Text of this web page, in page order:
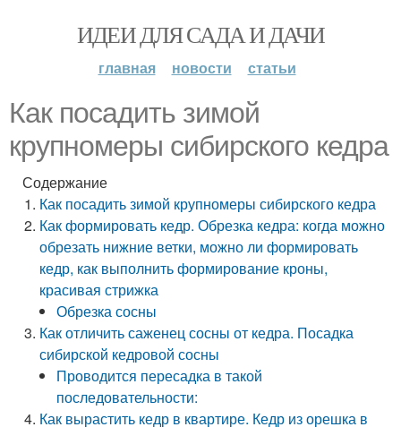
ИДЕИ ДЛЯ САДА И ДАЧИ
главная новости статьи
Как посадить зимой
крупномеры сибирского кедра
Содержание
Как посадить зимой крупномеры сибирского кедра
Как формировать кедр. Обрезка кедра: когда можно
обрезать нижние ветки, можно ли формировать
кедр, как выполнить формирование кроны,
красивая стрижка
Обрезка сосны
Как отличить саженец сосны от кедра. Посадка
сибирской кедровой сосны
Проводится пересадка в такой
последовательности:
Как вырастить кедр в квартире. Кедр из орешка в